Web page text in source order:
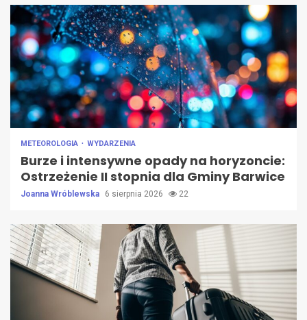
METEOROLOGIA WYDARZENIA
Burze i intensywne opady na horyzoncie:
Ostrzeżenie II stopnia dla Gminy Barwice
Joanna Wróblewska 6 sierpnia 2026 22